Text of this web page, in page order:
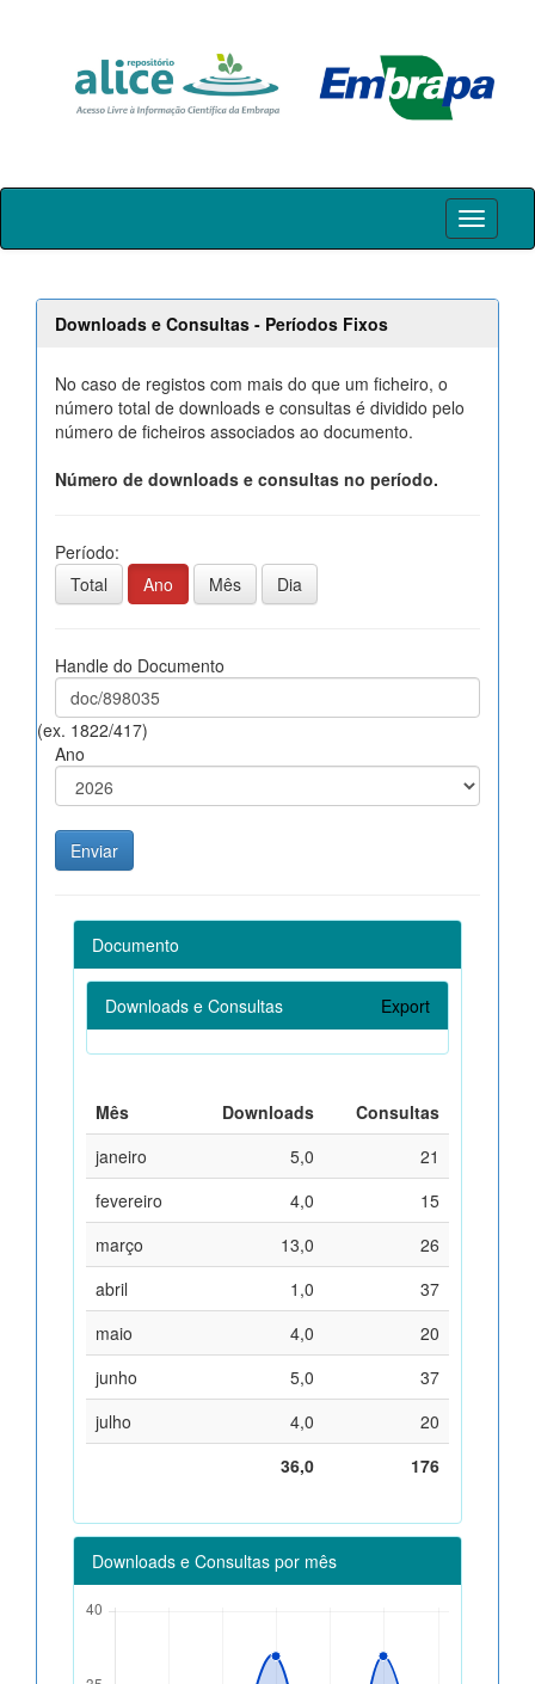
Skip
Downloads e Consultas - Períodos Fixos
No caso de registos com mais do que um ficheiro, o
número total de downloads e consultas é dividido pelo
número de ficheiros associados ao documento.
Número de downloads e consultas no período.
Período:
Total
Ano Mês Dia
Handle do Documento
(ex. 1822/417)
Ano
Documento
Downloads e Consultas Export
Mês Downloads
Consultas
janeiro
5,0
21
fevereiro
4,0
15
março
13,0
26
abril
1,0
37
maio
4,0
20
junho
5,0
37
julho
4,0
20
36,0
176
Downloads e Consultas por mês